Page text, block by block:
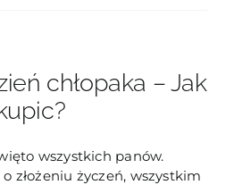
chłopaka – Jak
wszystkich panów.
złożeniu życzeń, wszystkim